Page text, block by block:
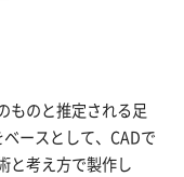
ものと推定される足
ースとして、CADで
と考え方で製作し